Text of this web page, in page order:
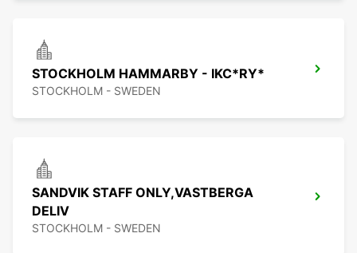
STOCKHOLM HAMMARBY - IKC*RY*
STOCKHOLM - SWEDEN
SANDVIK STAFF ONLY,VASTBERGA
DELIV
STOCKHOLM - SWEDEN